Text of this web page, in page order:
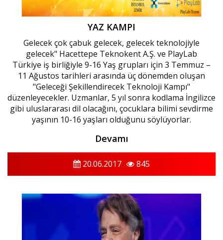
YAZ KAMPI
Gelecek çok çabuk gelecek, gelecek teknolojiyle
gelecek" Hacettepe Teknokent A.Ş. ve PlayLab
Türkiye iş birliğiyle 9-16 Yaş grupları için 3 Temmuz –
11 Ağustos tarihleri arasında üç dönemden oluşan
"Geleceği Şekillendirecek Teknoloji Kampı"
düzenleyecekler. Uzmanlar, 5 yıl sonra kodlama İngilizce
gibi uluslararası dil olacağını, çocuklara bilimi sevdirme
yaşının 10-16 yaşları olduğunu söylüyorlar.
Devamı
20.06.2017 845